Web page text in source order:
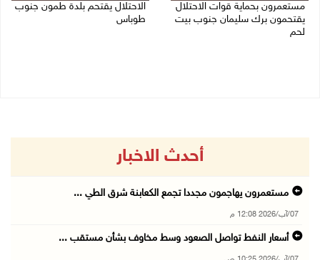
مستعمرون بحماية قوات الاحتلال
يقتحمون برك سليمان جنوب بيت
لحم
الاحتلال يقتحم بلدة طمون جنوب
طوباس
أحدث الاخبار
مستعمرون يهاجمون مجددا تجمع الكعابنة شرق الطي ...
07/آب/2026 12:08 م
أسعار النفط تواصل الصعود وسط مخاوف بشأن مستقب ...